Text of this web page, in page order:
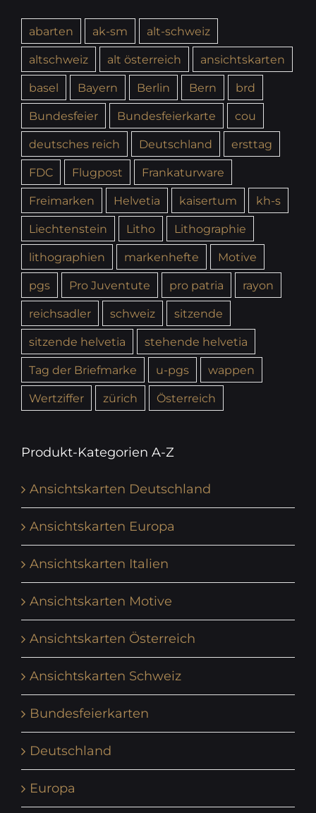
abarten ak-sm
alt-schweiz
altschweiz
alt österreich
ansichtskarten
basel
Bayern Berlin Bern
brd
Bundesfeier
Bundesfeierkarte
cou
deutsches reich
Deutschland
ersttag
FDC
Flugpost
Frankaturware
Freimarken
Helvetia kaisertum
kh-s
Liechtenstein
Litho
Lithographie
lithographien
markenhefte
Motive
pgs
Pro Juventute pro patria
rayon
reichsadler
schweiz
sitzende
sitzende helvetia
stehende helvetia
Tag der Briefmarke
u-pgs
wappen
Wertziffer
zürich Österreich
Produkt-Kategorien A-Z
Ansichtskarten Deutschland
Ansichtskarten Europa
Ansichtskarten Italien
Ansichtskarten Motive
Ansichtskarten Österreich
Ansichtskarten Schweiz
Bundesfeierkarten
Deutschland
Europa